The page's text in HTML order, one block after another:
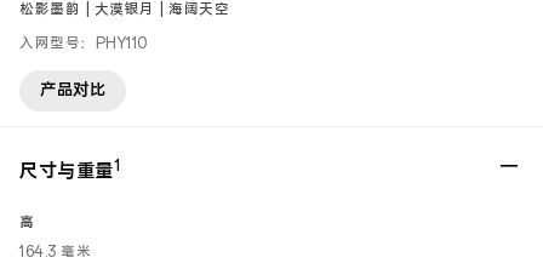
松影墨韵 | 大漠银月 | 海阔天空
入网型号：PHY110
产品对比
尺寸与重量1
高
164.3 毫米